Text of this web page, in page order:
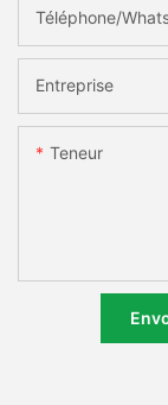
Téléphone/
Entreprise
Teneur